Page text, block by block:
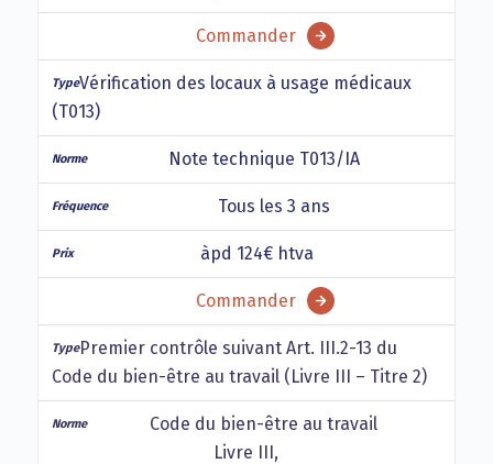
Commander
Vérification des locaux à usage médicaux
(T013)
Note technique T013/IA
Tous les 3 ans
àpd 124€ htva
Commander
Premier contrôle suivant Art. III.2-13 du
Code du bien-être au travail (Livre III – Titre 2)
Code du bien-être au travail
Livre III,